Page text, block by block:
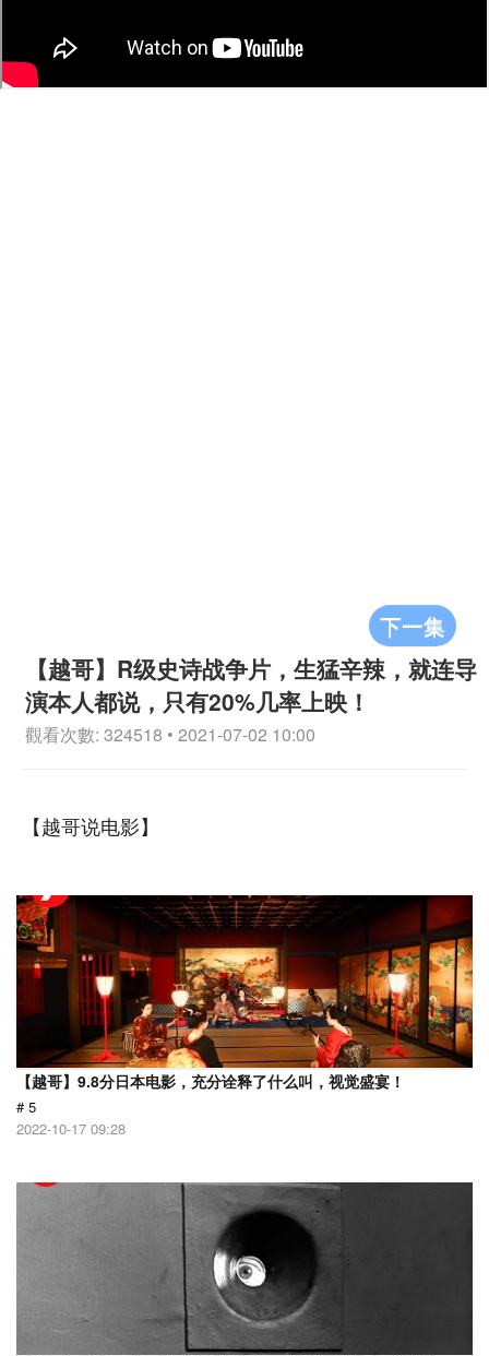
下一集
【越哥】R级史诗战争片，生猛辛辣，就连导
演本人都说，只有20%几率上映！
觀看次數: 324518 • 2021-07-02 10:00
【越哥说电影】
【越哥】9.8分日本电影，充分诠释了什么叫，视觉盛宴！
# 5
2022-10-17 09:28